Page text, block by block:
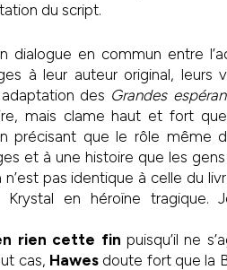
du script.
dialogue en commun entre
à leur auteur original, leurs
des Grandes
mais clame haut et fort
précisant que le rôle même
et à une histoire que les
pas identique à celle du
en héroïne tragique.
rien cette fin puisqu’il ne
cas, Hawes doute fort que la